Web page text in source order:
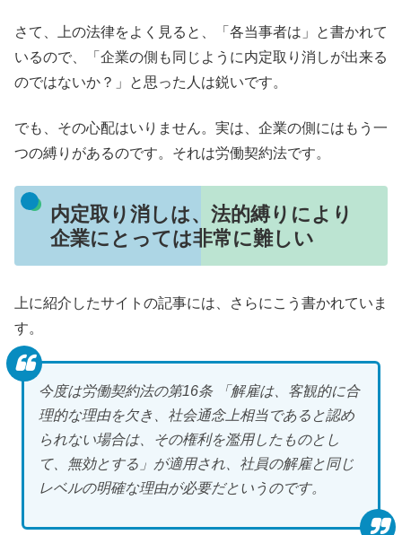
さて、上の法律をよく見ると、「各当事者は」と書かれて
いるので、「企業の側も同じように内定取り消しが出来る
のではないか？」と思った人は鋭いです。
でも、その心配はいりません。実は、企業の側にはもう一
つの縛りがあるのです。それは労働契約法です。
内定取り消しは、法的縛りにより
企業にとっては非常に難しい
上に紹介したサイトの記事には、さらにこう書かれていま
す。
今度は労働契約法の第16条 「解雇は、客観的に合
理的な理由を欠き、社会通念上相当であると認め
られない場合は、その権利を濫用したものとし
て、無効とする」が適用され、社員の解雇と同じ
レベルの明確な理由が必要だというのです。